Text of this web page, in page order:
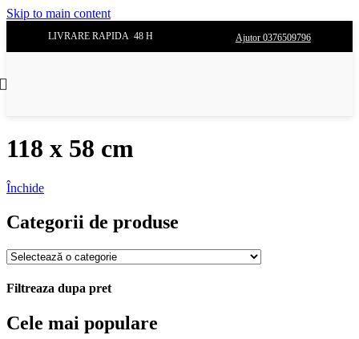
Skip to main content
LIVRARE RAPIDA 48 H Ajutor 0376509796
118 x 58 cm
Închide
Categorii de produse
Filtreaza dupa pret
Cele mai populare